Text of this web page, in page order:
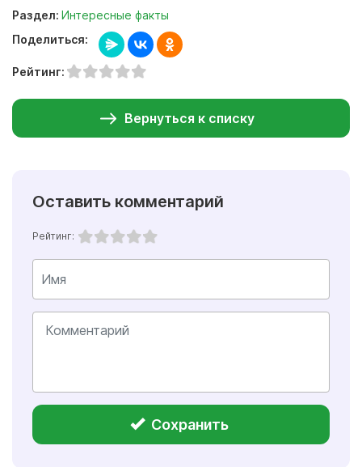
Раздел: Интересные факты
Поделиться:
Рейтинг:
Вернуться к списку
Оставить комментарий
Рейтинг:
Сохранить